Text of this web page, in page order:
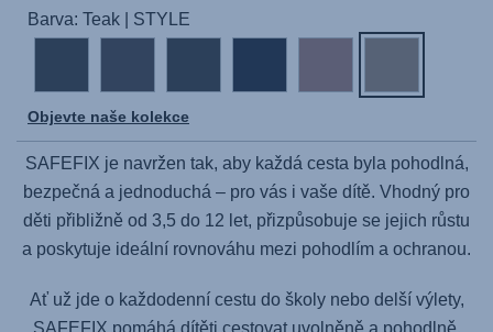
Barva: Teak | STYLE
Objevte naše kolekce
SAFEFIX je navržen tak, aby každá cesta byla pohodlná,
bezpečná a jednoduchá – pro vás i vaše dítě. Vhodný pro
děti přibližně od 3,5 do 12 let, přizpůsobuje se jejich růstu
a poskytuje ideální rovnováhu mezi pohodlím a ochranou.
Ať už jde o každodenní cestu do školy nebo delší výlety,
SAFEFIX pomáhá dítěti cestovat uvolněně a pohodlně,